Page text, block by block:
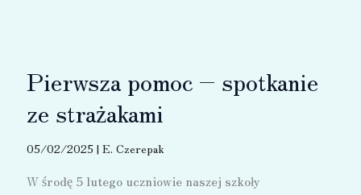
Pierwsza pomoc – spotkanie
ze strażakami
05/02/2025 | E. Czerepak
W środę 5 lutego uczniowie naszej szkoły